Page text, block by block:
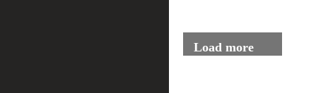
Load more